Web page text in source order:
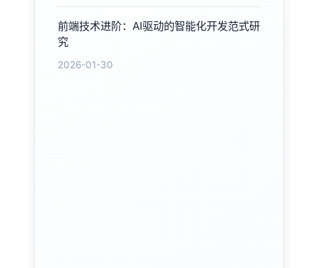
前端技术进阶：AI驱动的智能化开发范式研
究
2026-01-30